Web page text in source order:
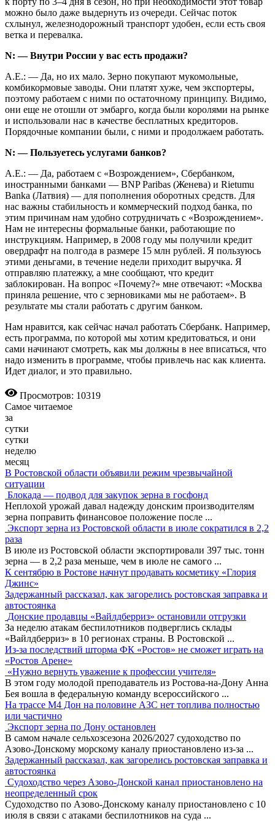
можно было даже выдернуть из очереди. Сейчас поток
схлынул, железнодорожный транспорт удобен, если есть своя
ветка и перевалка.
N: — Внутри России у вас есть продажи?
А.Е.: — Да, но их мало. Зерно покупают мукомольные,
комбикормовые заводы. Они платят хуже, чем экспортеры,
поэтому работаем с ними по остаточному принципу. Видимо,
они еще не отошли от эмбарго, когда были королями на рынке
и использовали нас в качестве бесплатных кредиторов.
Порядочные компании были, с ними и продолжаем работать.
N: — Пользуетесь услугами банков?
А.Е.: — Да, работаем с «Возрождением», Сбербанком,
иностранными банками — BNP Paribas (Женева) и Rietumu
Banka (Латвия) — для пополнения оборотных средств. Для
нас важны стабильность и коммерческий подход банка, по
этим причинам нам удобно сотрудничать с «Возрождением».
Нам не интересны формальные банки, работающие по
инструкциям. Например, в 2008 году мы получили кредит
овердрафт на полгода в размере 15 млн рублей. Я пользуюсь
этими деньгами, в течение недели приходит выручка. Я
отправляю платежку, а мне сообщают, что кредит
заблокирован. На вопрос «Почему?» мне отвечают: «Москва
приняла решение, что с зерновиками мы не работаем». В
результате мы стали работать с другим банком.
Нам нравится, как сейчас начал работать Сбербанк. Например,
есть программа, по которой мы хотим кредитоваться, и они
сами начинают смотреть, как мы должны в нее вписаться, что
надо изменить в программе, чтобы привлечь нас как клиента.
Идет диалог, и это правильно.
Просмотров: 10319
Самое читаемое
за
сутки
сутки
неделю
месяц
В Ростовской области объявили режим чрезвычайной
ситуации
Блокада — подвод для закупок зерна в госфонд
Неплохой урожай давал надежду донским производителям
зерна поправить финансовое положение после ...
Экспорт зерна из Ростовской области в июле сократился в 2,2
раза
В июле из Ростовской области экспортировали 397 тыс. тонн
зерна — в 2,2 раза меньше, чем в июле не самого ...
К сентябрю в Ростове начнут продавать косметику «Глория
Джинс»
Задержанный рассказал, как загорелись ростовская заправка и
автостоянка
Донские продавцы «Вайлдберриз» остановили отгрузки
За неделю атакам беспилотников подверглись склады
«Вайлдберриз» в 10 регионах страны. В Ростовской ...
Из-за последствий шторма ФК «Ростов» не сможет играть на
«Ростов Арене»
«Нужно вернуть уважение к профессии учителя»
В этом году молодой преподаватель из Ростова-на-Дону Анна
Бея вошла в федеральную команду всероссийского ...
На трассе М4 Дон на половине АЗС нет топлива полностью
или частично
Экспорт зерна по Дону остановлен
В самом начале сельхозсезона 2026/2027 судоходство по
Азово-Донскому морскому каналу приостановлено из-за ...
Задержанный рассказал, как загорелись ростовская заправка и
автостоянка
Судоходство через Азово-Донской канал приостановлено на
неопределенный срок
Судоходство по Азово-Донскому каналу приостановлено с 10
июля в связи с атаками беспилотников на суда ...